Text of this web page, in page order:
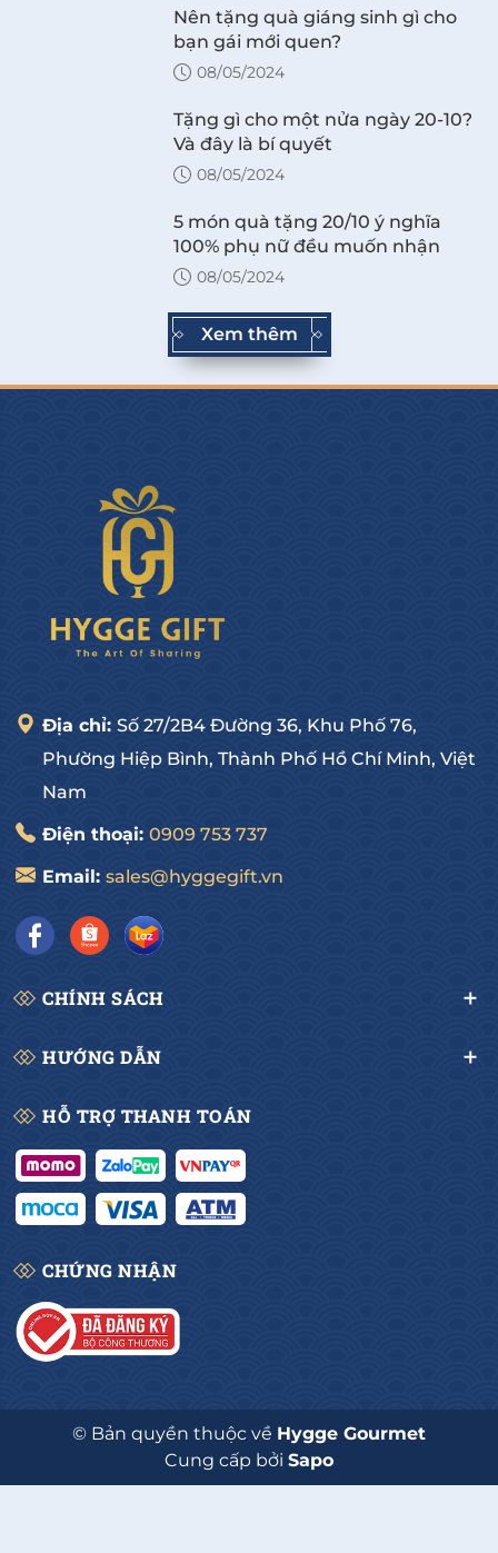
Nên tặng quà giáng sinh gì cho
bạn gái mới quen?
08/05/2024
Tặng gì cho một nửa ngày 20-10?
Và đây là bí quyết
08/05/2024
5 món quà tặng 20/10 ý nghĩa
100% phụ nữ đều muốn nhận
08/05/2024
Xem thêm
Địa chỉ: Số 27/2B4 Đường 36, Khu Phố 76,
Phường Hiệp Bình, Thành Phố Hồ Chí Minh, Việt
Nam
Điện thoại: 0909 753 737
Email: sales@hyggegift.vn
CHÍNH SÁCH
HƯỚNG DẪN
HỖ TRỢ THANH TOÁN
CHỨNG NHẬN
© Bản quyền thuộc về Hygge Gourmet
Cung cấp bởi Sapo